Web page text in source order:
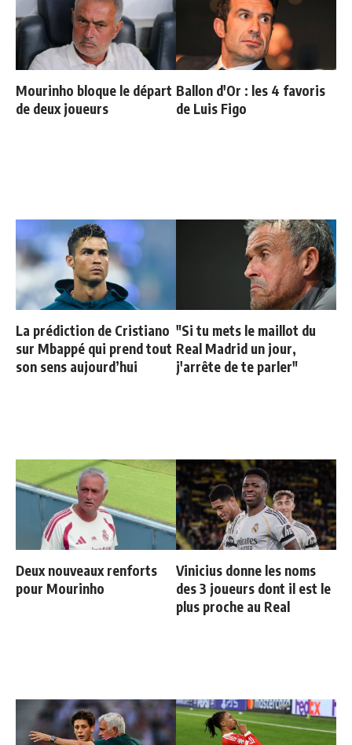
Mourinho bloque le départ
de deux joueurs
Ballon d'Or : les 4 favoris
de Luis Figo
La prédiction de Cristiano
sur Mbappé qui prend tout
son sens aujourd’hui
"Si tu mets le maillot du
Real Madrid un jour,
j'arrête de te parler"
Deux nouveaux renforts
pour Mourinho
Vinicius donne les noms
des 3 joueurs dont il est le
plus proche au Real